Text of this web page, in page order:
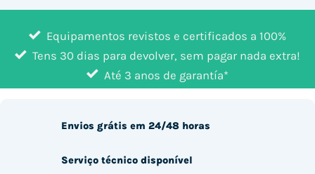
Equipamentos revistos e certificados a 100%
Tens 30 dias para devolver, sem pagar nada extra!
Até 3 anos de garantía*
Envios grátis em 24/48 horas
Serviço técnico disponível